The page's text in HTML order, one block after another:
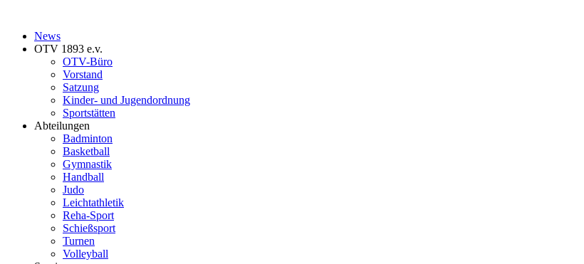
News
OTV 1893 e.v.
OTV-Büro
Vorstand
Satzung
Kinder- und Jugendordnung
Sportstätten
Abteilungen
Badminton
Basketball
Gymnastik
Handball
Judo
Leichtathletik
Reha-Sport
Schießsport
Turnen
Volleyball